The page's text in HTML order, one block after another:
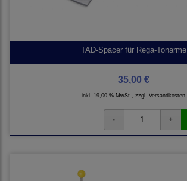
TAD-Spacer für Rega-Tonarme
35,00 €
inkl. 19,00 % MwSt., zzgl. Versandkosten